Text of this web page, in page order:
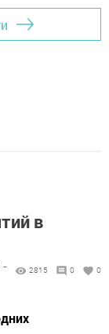
в
2815 0 0